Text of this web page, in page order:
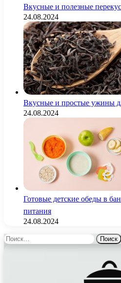
Вкусные и полезные
24.08.2024
Вкусные и простые ужины
24.08.2024
Готовые детские обеды в
питания
24.08.2024
Найти: